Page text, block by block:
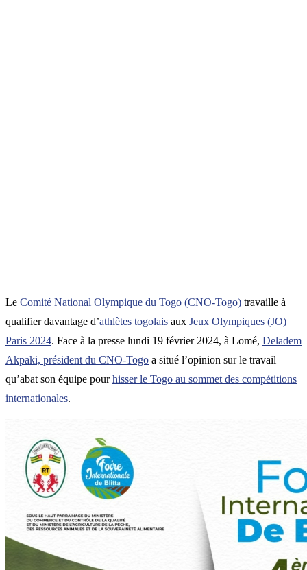
Le Comité National Olympique du Togo (CNO-Togo) travaille à
qualifier davantage d’athlètes togolais aux Jeux Olympiques (JO)
Paris 2024. Face à la presse lundi 19 février 2024, à Lomé, Deladem
Akpaki, président du CNO-Togo a situé l’opinion sur le travail
qu’abat son équipe pourhisser le Togo au sommet des compétitions
internationales.